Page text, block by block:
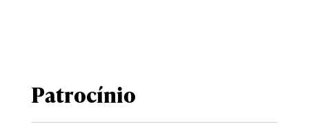
Patrocínio